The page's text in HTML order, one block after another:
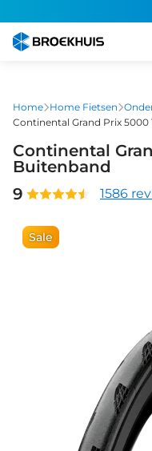
naar
gaan
Home Home Fietsen
Continental Grand Prix 5000
Continental
Buitenband
9
1586
Sale